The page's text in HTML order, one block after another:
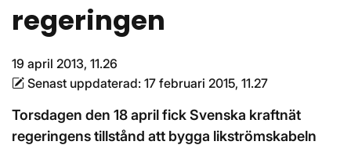
regeringen
19 april 2013, 11.26
Senast uppdaterad: 17 februari 2015, 11.27
Torsdagen den 18 april fick Svenska kraftnät
regeringens tillstånd att bygga likströmskabeln